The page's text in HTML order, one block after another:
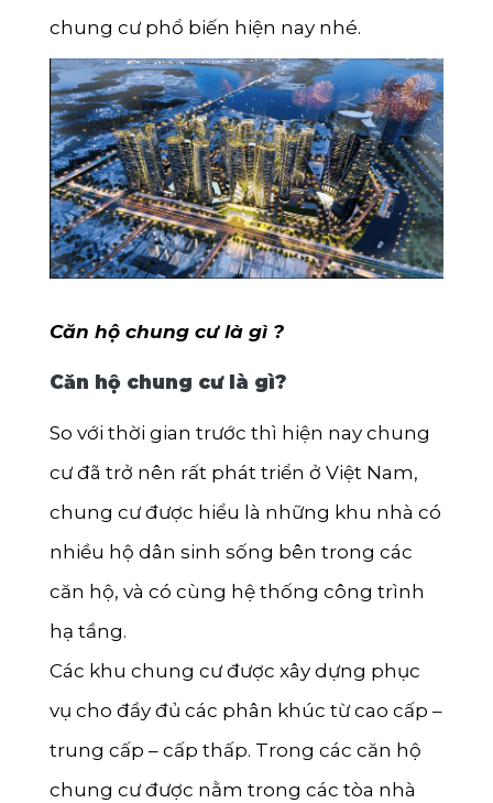
Quảng Ngãi
Bến Tre
Đắk Nông
Cà Mau
Vĩnh Long
Ninh Bình
Hà Nam
Hà Tĩnh
Đồng Tháp
Sóc Trăng
Kon Tum
Quảng Bình
chung cư phổ biến hiện nay nhé.
Căn hộ chung cư là gì ?
Căn hộ chung cư là gì?
So với thời gian trước thì hiện nay chung
cư đã trở nên rất phát triển ở Việt Nam,
chung cư được hiểu là những khu nhà có
nhiều hộ dân sinh sống bên trong các
căn hộ, và có cùng hệ thống công trình
hạ tầng.
Các khu chung cư được xây dựng phục
vụ cho đầy đủ các phân khúc từ cao cấp –
trung cấp – cấp thấp. Trong các căn hộ
chung cư được nằm trong các tòa nhà